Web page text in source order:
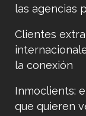
las agencias
Clientes
la conexión
Inmoclients:
que quieren